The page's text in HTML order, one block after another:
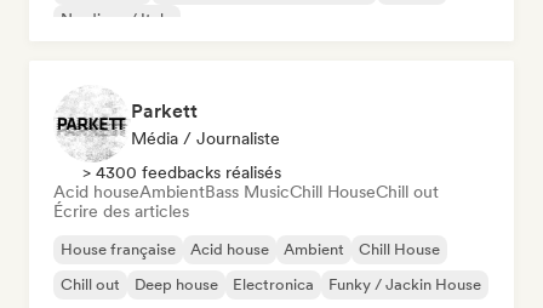
Nu-disco / Italo
Parkett
Média / Journaliste
> 4300 feedbacks réalisés
Acid houseAmbientBass MusicChill HouseChill out
Écrire des articles
House française Acid house Ambient
Chill House
Chill out
Deep house Electronica Funky / Jackin House